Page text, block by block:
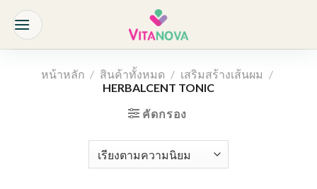
content
หน้าหลัก / สินค้าทั้งหมด / เสริมสร้างเส้นผม /
HERBALCENT TONIC
คัดกรอง